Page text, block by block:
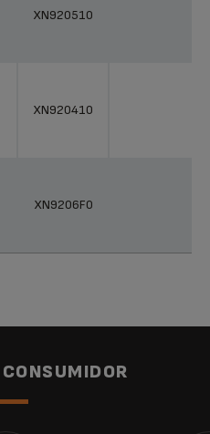
XN920510
XN920410
XN9206F0